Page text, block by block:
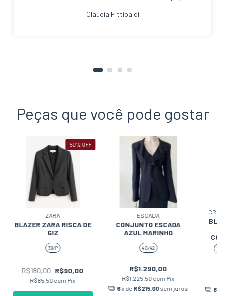
Claudia Fittipaldi
Peças que você pode gostar
50% OFF
ZARA
BLAZER ZARA RISCA DE
GIZ
38/P
R$180,00 R$90,00
R$85,50 com Pix
ESCADA
CONJUNTO ESCADA
AZUL MARINHO
40/42
R$1.290,00
R$1.225,50 com Pix
6x de R$215,00sem juros
CRIS
38/
6